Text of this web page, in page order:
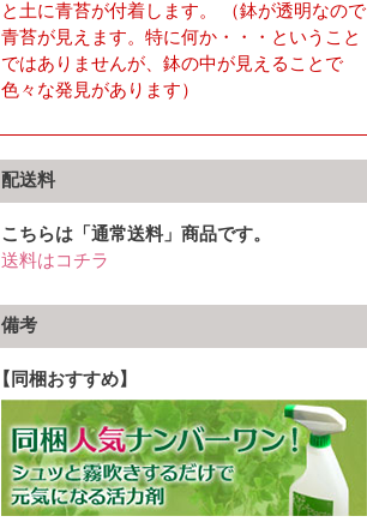
と土に青苔が付着します。 （鉢が透明なので
青苔が見えます。特に何か・・・ということ
ではありませんが、鉢の中が見えることで
色々な発見があります）
配送料
こちらは「通常送料」商品です。
送料はコチラ
備考
【同梱おすすめ】